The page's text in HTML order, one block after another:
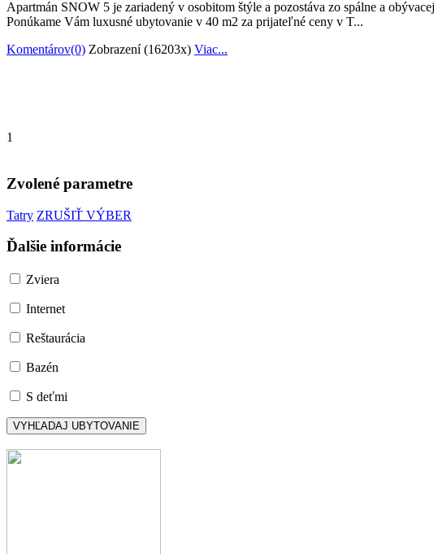
Apartmán SNOW 5 je zariadený v osobitom štýle a pozostáva zo spálne a
Ponúkame Vám luxusné ubytovanie v 40 m2 za prijateľné ceny v T...
Komentárov(0) Zobrazení (16203x) Viac...
1
Zvolené parametre
Tatry ZRUŠIŤ VÝBER
Ďalšie informácie
Zviera
Internet
Reštaurácia
Bazén
S deťmi